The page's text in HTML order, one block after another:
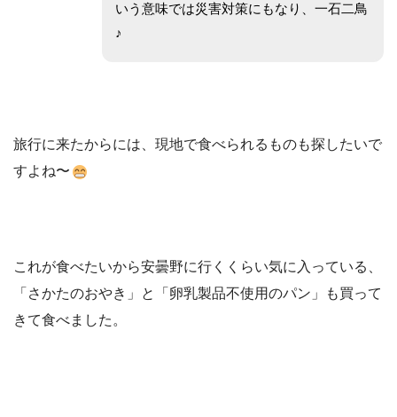
いう意味では災害対策にもなり、一石二鳥
♪
旅行に来たからには、現地で食べられるものも探したいで
すよね〜
これが食べたいから安曇野に行くくらい気に入っている、
「さかたのおやき」と「卵乳製品不使用のパン」も買って
きて食べました。